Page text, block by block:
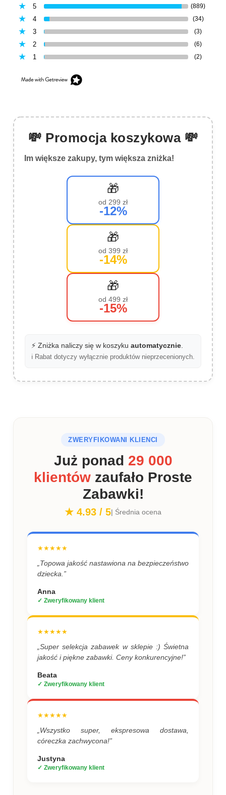
5 (889)
4 (34)
3 (3)
2 (6)
1 (2)
💸 Promocja koszykowa 💸
Im większe zakupy, tym większa zniżka!
🎁
od 299 zł
-12%
🎁
od 399 zł
-14%
🎁
od 499 zł
-15%
⚡ Zniżka naliczy się w koszyku automatycznie.
ℹ️ Rabat dotyczy wyłącznie produktów nieprzecenionych.
ZWERYFIKOWANI KLIENCI
Już ponad 29 000
klientów zaufało Proste
Zabawki!
★ 4.93 / 5| Średnia ocena
★★★★★
„Topowa jakość nastawiona na bezpieczeństwo
dziecka.”
Anna
✓ Zweryfikowany klient
★★★★★
„Super selekcja zabawek w sklepie :) Świetna
jakość i piękne zabawki. Ceny konkurencyjne!”
Beata
✓ Zweryfikowany klient
★★★★★
„Wszystko super, ekspresowa dostawa,
córeczka zachwycona!”
Justyna
✓ Zweryfikowany klient